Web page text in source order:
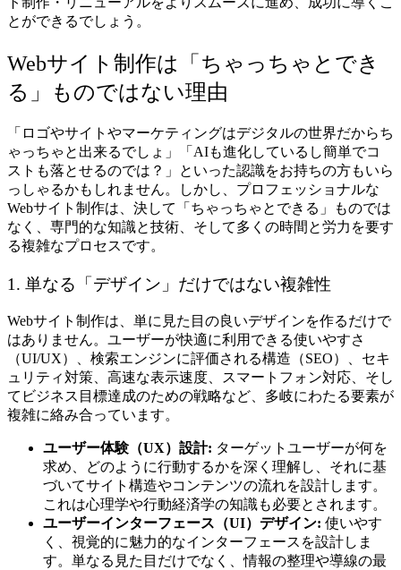
とができるでしょう。
Webサイト制作は「ちゃっちゃとでき
る」ものではない理由
「ロゴやサイトやマーケティングはデジタルの世界だからち
ゃっちゃと出来るでしょ」「AIも進化しているし簡単でコ
ストも落とせるのでは？」といった認識をお持ちの方もいら
っしゃるかもしれません。しかし、プロフェッショナルな
Webサイト制作は、決して「ちゃっちゃとできる」ものでは
なく、専門的な知識と技術、そして多くの時間と労力を要す
る複雑なプロセスです。
1. 単なる「デザイン」だけではない複雑性
Webサイト制作は、単に見た目の良いデザインを作るだけで
はありません。ユーザーが快適に利用できる使いやすさ
（UI/UX）、検索エンジンに評価される構造（SEO）、セキ
ュリティ対策、高速な表示速度、スマートフォン対応、そし
てビジネス目標達成のための戦略など、多岐にわたる要素が
複雑に絡み合っています。
ユーザー体験（UX）設計: ターゲットユーザーが何を
求め、どのように行動するかを深く理解し、それに基
づいてサイト構造やコンテンツの流れを設計します。
これは心理学や行動経済学の知識も必要とされます。
ユーザーインターフェース（UI）デザイン: 使いやす
く、視覚的に魅力的なインターフェースを設計しま
す。単なる見た目だけでなく、情報の整理や導線の最